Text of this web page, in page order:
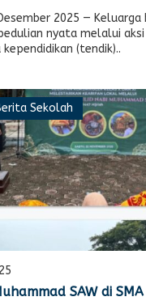
2025 —
nyata melalui aksi
(tendik)..
Sekolah
SAW di